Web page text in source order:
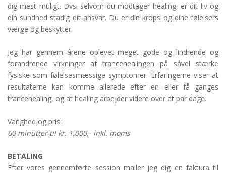
dig mest muligt. Dvs. selvom du modtager healing, er dit liv og
din sundhed stadig dit ansvar. Du er din krops og dine følelsers
værge og beskytter.
Jeg har gennem årene oplevet meget gode og lindrende og
forandrende virkninger af trancehealingen på såvel stærke
fysiske som følelsesmæssige symptomer. Erfaringerne viser at
resultaterne kan komme allerede efter en eller få ganges
trancehealing, og at healing arbejder videre over et par dage.
Varighed og pris:
60 minutter til kr. 1.000,- inkl. moms
BETALING
Efter vores gennemførte session mailer jeg dig en faktura til